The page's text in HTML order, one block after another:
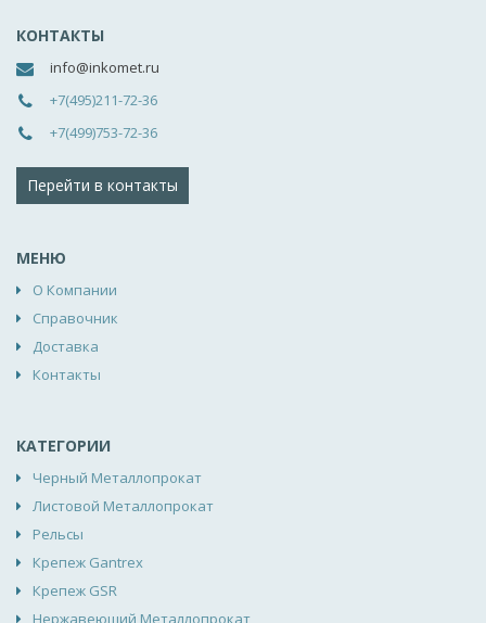
КОНТАКТЫ
info@inkomet.ru
+7(495)211-72-36
+7(499)753-72-36
Перейти в контакты
МЕНЮ
О Компании
Справочник
Доставка
Контакты
КАТЕГОРИИ
Черный Металлопрокат
Листовой Металлопрокат
Рельсы
Крепеж Gantrex
Крепеж GSR
Нержавеющий Металлопрокат